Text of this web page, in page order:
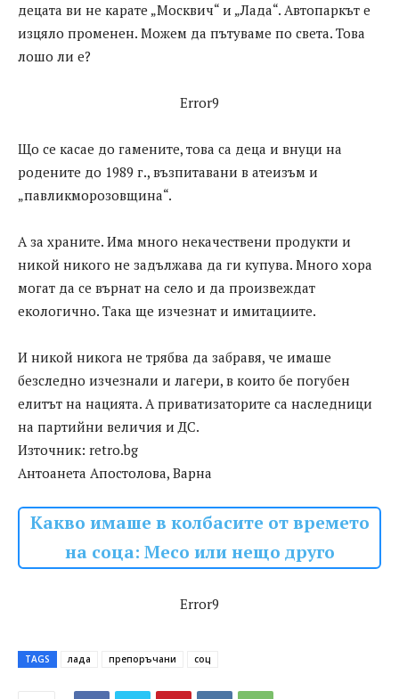
децата ви не карате „Москвич“ и „Лада“. Автопаркът е
изцяло променен. Можем да пътуваме по света. Това
лошо ли е?
Error9
Що се касае до гамените, това са деца и внуци на
родените до 1989 г., възпитавани в атеизъм и
„павликморозовщина“.
А за храните. Има много некачествени продукти и
никой никого не задължава да ги купува. Много хора
могат да се върнат на село и да произвеждат
екологично. Така ще изчезнат и имитациите.
И никой никога не трябва да забравя, че имаше
безследно изчезнали и лагери, в които бе погубен
елитът на нацията. А приватизаторите са наследници
на партийни величия и ДС.
Източник: retro.bg
Антоанета Апостолова, Варна
Какво имаше в колбасите от времето
на соца: Месо или нещо друго
Error9
TAGS лада препоръчани соц